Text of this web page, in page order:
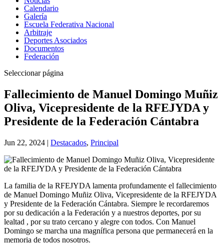
Calendario
Galería
Escuela Federativa Nacional
Arbitraje
Deportes Asociados
Documentos
Federación
Seleccionar página
Fallecimiento de Manuel Domingo Muñiz
Oliva, Vicepresidente de la RFEJYDA y
Presidente de la Federación Cántabra
Jun 22, 2024 | Destacados, Principal
La familia de la RFEJYDA lamenta profundamente el fallecimiento
de Manuel Domingo Muñiz Oliva, Vicepresidente de la RFEJYDA
y Presidente de la Federación Cántabra. Siempre le recordaremos
por su dedicación a la Federación y a nuestros deportes, por su
lealtad , por su trato cercano y alegre con todos. Con Manuel
Domingo se marcha una magnífica persona que permanecerá en la
memoria de todos nosotros.